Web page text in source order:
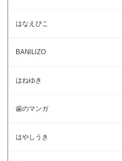
はなえぴこ
BANILIZO
はねゆき
歯のマンガ
はやしうき